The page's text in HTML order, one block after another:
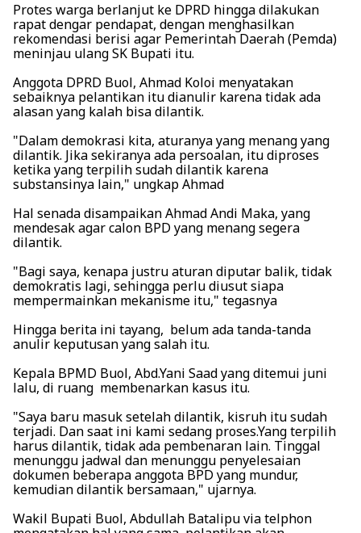
Protes warga berlanjut ke DPRD hingga dilakukan
rapat dengar pendapat, dengan menghasilkan
rekomendasi berisi agar Pemerintah Daerah (Pemda)
meninjau ulang SK Bupati itu.
Anggota DPRD Buol, Ahmad Koloi menyatakan
sebaiknya pelantikan itu dianulir karena tidak ada
alasan yang kalah bisa dilantik.
"Dalam demokrasi kita, aturanya yang menang yang
dilantik. Jika sekiranya ada persoalan, itu diproses
ketika yang terpilih sudah dilantik karena
substansinya lain," ungkap Ahmad
Hal senada disampaikan Ahmad Andi Maka, yang
mendesak agar calon BPD yang menang segera
dilantik.
"Bagi saya, kenapa justru aturan diputar balik, tidak
demokratis lagi, sehingga perlu diusut siapa
mempermainkan mekanisme itu," tegasnya
Hingga berita ini tayang, belum ada tanda-tanda
anulir keputusan yang salah itu.
Kepala BPMD Buol, Abd.Yani Saad yang ditemui juni
lalu, di ruang membenarkan kasus itu.
"Saya baru masuk setelah dilantik, kisruh itu sudah
terjadi. Dan saat ini kami sedang proses.Yang terpilih
harus dilantik, tidak ada pembenaran lain. Tinggal
menunggu jadwal dan menunggu penyelesaian
dokumen beberapa anggota BPD yang mundur,
kemudian dilantik bersamaan," ujarnya.
Wakil Bupati Buol, Abdullah Batalipu via telphon